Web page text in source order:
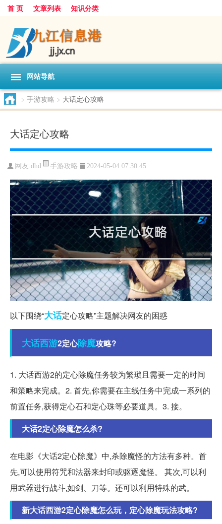
首 页 文章列表 知识分类
网站导航
> 手游攻略 > 大话定心攻略
大话定心攻略
网友:dhd 手游攻略 2024-05-04 07:30:45
以下围绕“大话定心攻略”主题解决网友的困惑
大话西游2定心除魔攻略?
1. 大话西游2的定心除魔任务较为繁琐且需要一定的时间
和策略来完成。2. 首先,你需要在主线任务中完成一系列的
前置任务,获得定心石和定心珠等必要道具。3. 接。
大话2定心除魔怎么杀?
在电影《大话2定心除魔》中,杀除魔怪的方法有多种。首
先,可以使用符咒和法器来封印或驱逐魔怪。 其次,可以利
用武器进行战斗,如剑、刀等。还可以利用特殊的武。
新大话西游2定心除魔怎么玩，定心除魔玩法攻略?